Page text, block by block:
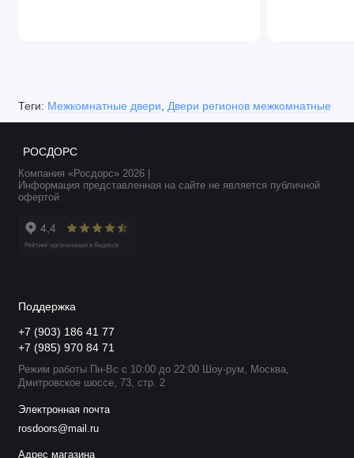
Теги: Межкомнатные двери Двери регионов межкомнатные
РОСДОРС
Компания «Росдорс» 2026 |
Информация представленная на сайте не является публичной
офертой
Поддержка
+7 (903) 186 41 77
+7 (985) 970 84 71
Режим работы Пн-Вс с 10:00 до 22:00 Шоу-рум, Москва,
Дмитровское шоссе, 73, стр. 2
Электронная почта
rosdoors@mail.ru
Адрес магазина